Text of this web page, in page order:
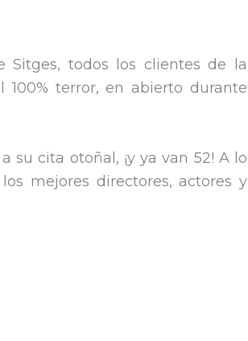
Sitges, todos los clientes de la
100% terror, en abierto durante
cita otoñal, ¡y ya van 52! A lo
mejores directores, actores y